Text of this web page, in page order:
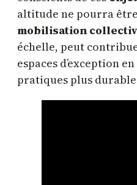
altitude ne pourra
mobilisation
échelle, peut
espaces d’exception
pratiques plus